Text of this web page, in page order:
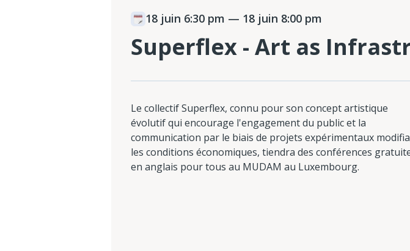
18 juin 6:30 pm — 18 juin 8:00 pm
Superflex - Art as
Le collectif Superflex, connu pour son concept artistique
évolutif qui encourage l'engagement du public et la
communication par le biais de projets expérimentaux
les conditions économiques, tiendra des conférences
en anglais pour tous au MUDAM au Luxembourg.